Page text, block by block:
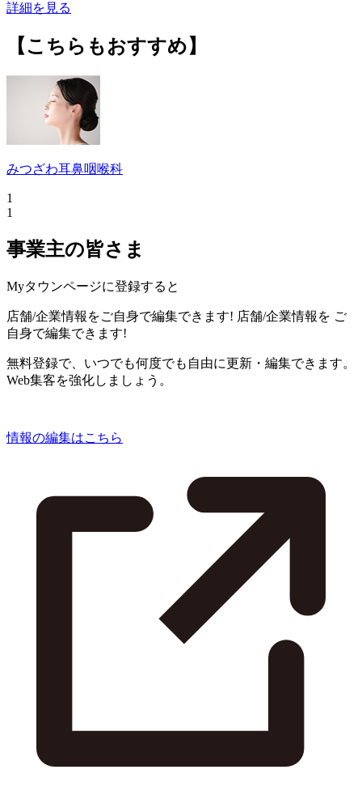
詳細を見る
【こちらもおすすめ】
みつざわ耳鼻咽喉科
1
1
事業主の皆さま
Myタウンページに登録すると
店舗/企業情報をご自身で編集できます! 店舗/企業情報を ご
自身で編集できます!
無料登録で、いつでも何度でも自由に更新・編集できます。
Web集客を強化しましょう。
情報の編集はこちら